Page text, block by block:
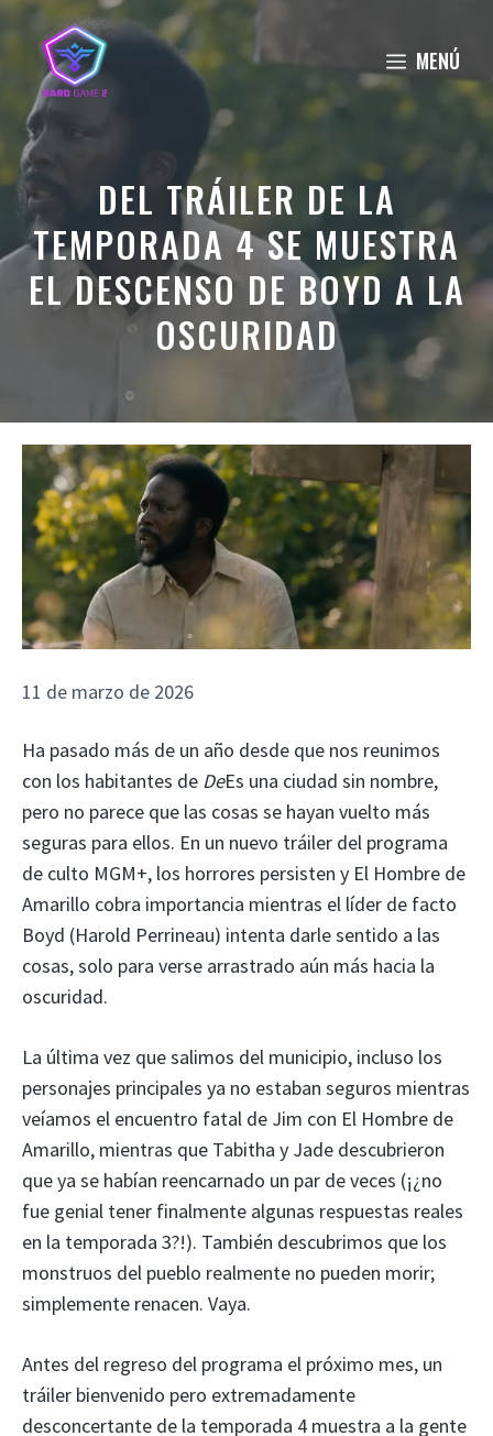
Saltar
contenido
MENÚ
DEL TRÁILER DE LA
TEMPORADA 4 SE MUESTRA
EL DESCENSO DE BOYD A LA
OSCURIDAD
11 de marzo de 2026
Ha pasado más de un año desde que nos reunimos
con los habitantes de DeEs una ciudad sin nombre,
pero no parece que las cosas se hayan vuelto más
seguras para ellos. En un nuevo tráiler del programa
de culto MGM+, los horrores persisten y El Hombre de
Amarillo cobra importancia mientras el líder de facto
Boyd (Harold Perrineau) intenta darle sentido a las
cosas, solo para verse arrastrado aún más hacia la
oscuridad.
La última vez que salimos del municipio, incluso los
personajes principales ya no estaban seguros mientras
veíamos el encuentro fatal de Jim con El Hombre de
Amarillo, mientras que Tabitha y Jade descubrieron
que ya se habían reencarnado un par de veces (¡¿no
fue genial tener finalmente algunas respuestas reales
en la temporada 3?!). También descubrimos que los
monstruos del pueblo realmente no pueden morir;
simplemente renacen. Vaya.
Antes del regreso del programa el próximo mes, un
tráiler bienvenido pero extremadamente
desconcertante de la temporada 4 muestra a la gente